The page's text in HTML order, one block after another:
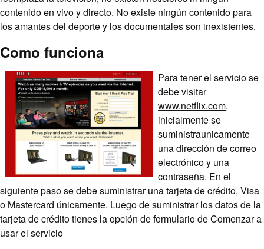
contenido en vivo y directo. No existe ningún contenido para
los amantes del deporte y los documentales son inexistentes.
Como funciona
Para tener el servicio se
debe visitar
www.netflix.com,
inicialmente se
suministraunicamente
una dirección de correo
electrónico y una
contraseña. En el
siguiente paso se debe suministrar una tarjeta de crédito, Visa
o Mastercard únicamente. Luego de suministrar los datos de la
tarjeta de crédito tienes la opción de formulario de Comenzar a
usar el servicio